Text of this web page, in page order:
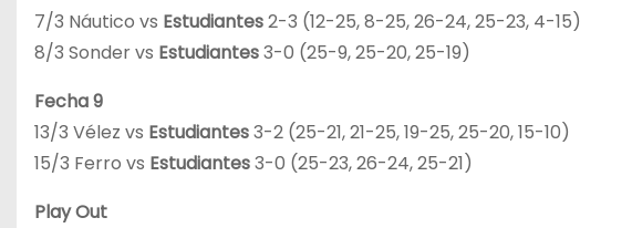
7/3 Náutico vs Estudiantes2-3 (12-25, 8-25, 26-24, 25-23, 4-15)
8/3 Sonder vs Estudiantes3-0 (25-9, 25-20, 25-19)
Fecha 9
13/3 Vélez vs Estudiantes3-2 (25-21, 21-25, 19-25, 25-20, 15-10)
15/3 Ferro vs Estudiantes3-0 (25-23, 26-24, 25-21)
Play Out